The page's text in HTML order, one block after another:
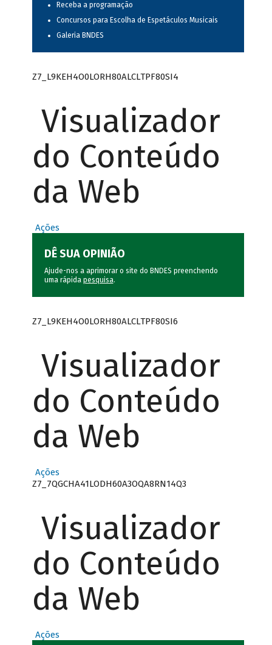
Receba a programação
Concursos para Escolha de Espetáculos Musicais
Galeria BNDES
Z7_L9KEH4O0LORH80ALCLTPF80SI4
Visualizador
do Conteúdo
da Web
Ações
DÊ SUA OPINIÃO
Ajude-nos a aprimorar o site do BNDES preenchendo
uma rápida pesquisa.
Z7_L9KEH4O0LORH80ALCLTPF80SI6
Visualizador
do Conteúdo
da Web
Ações
Z7_7QGCHA41LODH60A3OQA8RN14Q3
Visualizador
do Conteúdo
da Web
Ações